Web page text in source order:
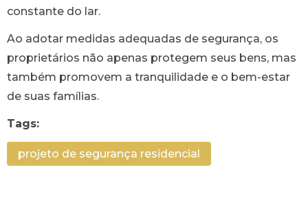
constante do lar.
Ao adotar medidas adequadas de segurança, os
proprietários não apenas protegem seus bens, mas
também promovem a tranquilidade e o bem-estar
de suas famílias.
Tags:
projeto de segurança residencial